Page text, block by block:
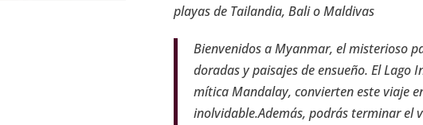
playas de Tailandia, Bali o Maldivas
Bienvenidos a Myanmar, el misterioso
doradas y paisajes de ensueño. El Lago
mítica Mandalay, convierten este viaje
inolvidable.Además, podrás terminar el